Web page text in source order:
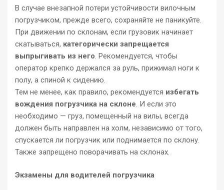
В случае внезапной потери устойчивости вилочным
погрузчиком, прежде всего, сохраняйте не паникуйте.
При движении по склонам, если грузовик начинает
скатываться, категорически запрещается
выпрыгивать из него. Рекомендуется, чтобы
оператор крепко держался за руль, прижимал ноги к
полу, а спиной к сидению.
Тем не менее, как правило, рекомендуется избегать
вождения погрузчика на склоне. И если это
необходимо — груз, помещенный на вилы, всегда
должен быть направлен на холм, независимо от того,
спускается ли погрузчик или поднимается по склону.
Также запрещено поворачивать на склонах.
Экзамены для водителей погрузчика